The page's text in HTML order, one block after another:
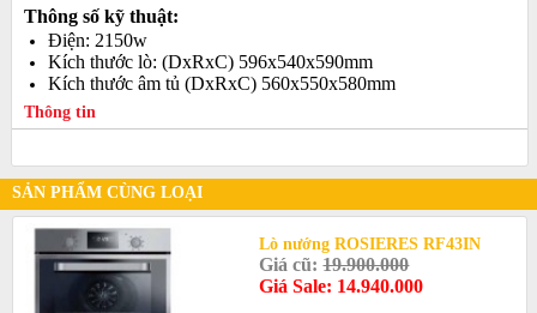
Thông số kỹ thuật:
Điện: 2150w
Kích thước lò: (DxRxC) 596x540x590mm
Kích thước âm tủ (DxRxC) 560x550x580mm
Thông tin
SẢN PHẨM CÙNG LOẠI
Lò nướng ROSIERES RF43IN
Giá cũ:19.900.000
Giá Sale: 14.940.000